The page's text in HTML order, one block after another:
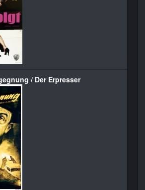
/ Der Erpresser